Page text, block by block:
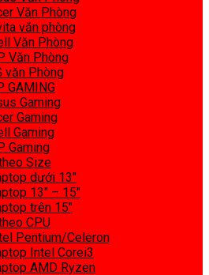
Văn Phòng
văn phòng
Văn Phòng
Văn Phòng
văn Phòng
GAMING
Gaming
Gaming
Gaming
Gaming
Size
dưới 13″
13″ – 15″
trên 15″
CPU
Pentium/Celeron
Intel Corei3
AMD Ryzen